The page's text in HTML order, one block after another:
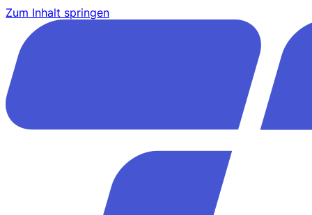
Zum Inhalt springen